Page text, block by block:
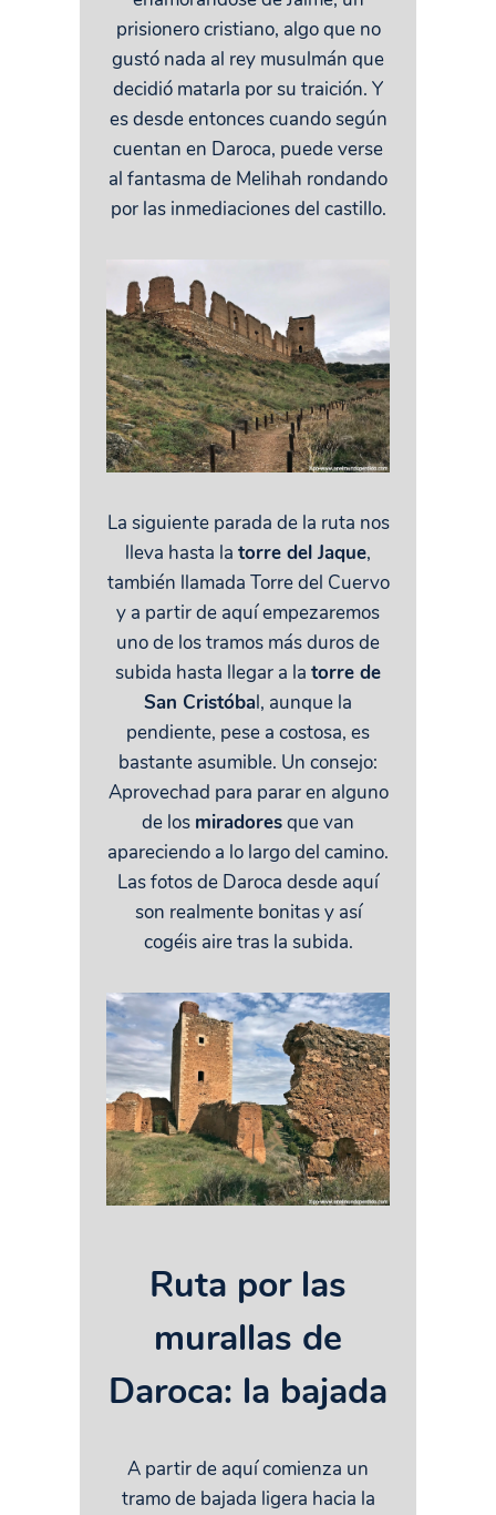
prisionero cristiano, algo que no
gustó nada al rey musulmán que
decidió matarla por su traición. Y
es desde entonces cuando según
cuentan en Daroca, puede verse
al fantasma de Melihah rondando
por las inmediaciones del castillo.
La siguiente parada de la ruta nos
lleva hasta la torre del Jaque,
también llamada Torre del Cuervo
y a partir de aquí empezaremos
uno de los tramos más duros de
subida hasta llegar a la torre de
San Cristóbal, aunque la
pendiente, pese a costosa, es
bastante asumible. Un consejo:
Aprovechad para parar en alguno
de los miradoresque van
apareciendo a lo largo del camino.
Las fotos de Daroca desde aquí
son realmente bonitas y así
cogéis aire tras la subida.
Ruta por las
murallas de
Daroca: la bajada
A partir de aquí comienza un
tramo de bajada ligera hacia la